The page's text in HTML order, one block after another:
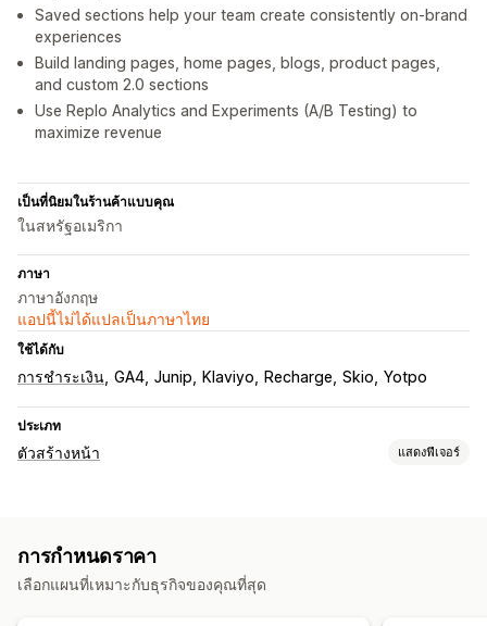
Saved sections help your team create consistently on-brand
experiences
Build landing pages, home pages, blogs, product pages,
and custom 2.0 sections
Use Replo Analytics and Experiments (A/B Testing) to
maximize revenue
เป็นที่นิยมในร้านค้าแบบคุณ
ในสหรัฐอเมริกา
ภาษา
ภาษาอังกฤษ
แอปนี้ไม่ได้แปลเป็นภาษาไทย
ใช้ได้กับ
การชำระเงิน GA4 Junip Klaviyo Recharge Skio Yotpo
ประเภท
ตัวสร้างหน้า แสดงฟีเจอร์
คำถามที่พบบ่อย หน้าติดต่อ
หน้าข่าวประชาสัมพันธ์ หน้าลิงก์ในประวัติ
การกำหนดราคา
เลือกแผนที่เหมาะกับธุรกิจของคุณที่สุด